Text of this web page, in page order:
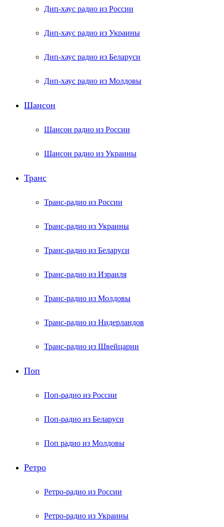
Дип-хаус радио из России
Дип-хаус радио из Украины
Дип-хаус радио из Беларуси
Дип-хаус радио из Молдовы
Шансон
Шансон радио из России
Шансон радио из Украины
Транс
Транс-радио из России
Транс-радио из Украины
Транс-радио из Беларуси
Транс-радио из Израиля
Транс-радио из Молдовы
Транс-радио из Нидерландов
Транс-радио из Швейцарии
Поп
Поп-радио из России
Поп-радио из Беларуси
Поп радио из Молдовы
Ретро
Ретро-радио из России
Ретро-радио из Украины